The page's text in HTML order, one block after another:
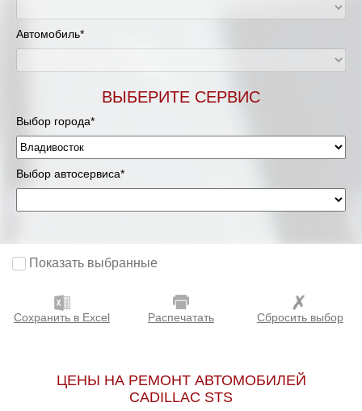
Автомобиль*
ВЫБЕРИТЕ СЕРВИС
Выбор города*
Выбор автосервиса*
Показать выбранные
Сохранить в Excel Распечатать Сбросить выбор
ЦЕНЫ НА РЕМОНТ АВТОМОБИЛЕЙ
CADILLAC STS